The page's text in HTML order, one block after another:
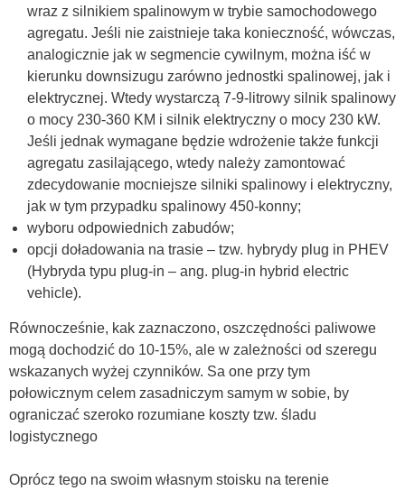
wraz z silnikiem spalinowym w trybie samochodowego
agregatu. Jeśli nie zaistnieje taka konieczność, wówczas,
analogicznie jak w segmencie cywilnym, można iść w
kierunku downsizugu zarówno jednostki spalinowej, jak i
elektrycznej. Wtedy wystarczą 7-9-litrowy silnik spalinowy
o mocy 230-360 KM i silnik elektryczny o mocy 230 kW.
Jeśli jednak wymagane będzie wdrożenie także funkcji
agregatu zasilającego, wtedy należy zamontować
zdecydowanie mocniejsze silniki spalinowy i elektryczny,
jak w tym przypadku spalinowy 450-konny;
wyboru odpowiednich zabudów;
opcji doładowania na trasie – tzw. hybrydy plug in PHEV
(Hybryda typu plug-in – ang. plug-in hybrid electric
vehicle).
Równocześnie, kak zaznaczono, oszczędności paliwowe
mogą dochodzić do 10-15%, ale w zależności od szeregu
wskazanych wyżej czynników. Sa one przy tym
połowicznym celem zasadniczym samym w sobie, by
ograniczać szeroko rozumiane koszty tzw. śladu
logistycznego
Oprócz tego na swoim własnym stoisku na terenie